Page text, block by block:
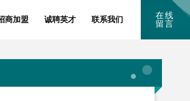
商加盟 诚聘英才 联系我们
在线
留言